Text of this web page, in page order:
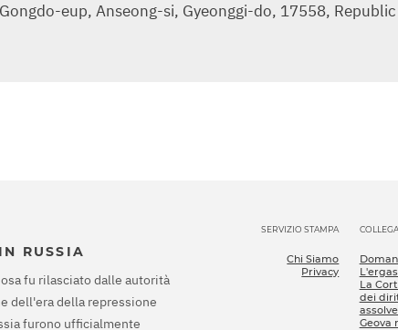
eup, Anseong-si, Gyeonggi-do, 17558,
RUSSIA
fu rilasciato dalle autorità
dell'era della repressione
furono ufficialmente
SERVIZIO STAMPA
Chi Siamo
Privacy
La
dei
Geova